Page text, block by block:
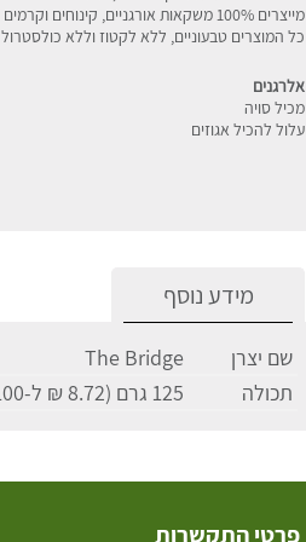
מייצרים 100% משקאות אורגניים, קינוחים וקרמים לבישול העשויים מרכיבים שנבחרו בקפידה
כל המוצרים טבעוניים, ללא לקטוז וללא כולסטרול
אלרגנים
מכיל סויה
עלול להכיל אגוזים
מידע נוסף
שם יצרן
The Bridge
תכולה
125 גרם (8.72 ₪ ל-100 גרם)
פרטי התקשרות